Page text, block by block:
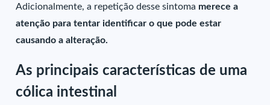
Adicionalmente, a repetição desse sintoma merece a
atenção para tentar identificar o que pode estar
causando a alteração.
As principais características de uma
cólica intestinal